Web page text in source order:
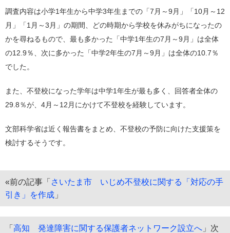
調査内容は小学1年生から中学3年生までの「7月～9月」「10月～12
月」「1月～3月」の期間、どの時期から学校を休みがちになったの
かを尋ねるもので、最も多かった「中学1年生の7月～9月」は全体
の12.9％、次に多かった「中学2年生の7月～9月」は全体の10.7％
でした。
また、不登校になった学年は中学1年生が最も多く、回答者全体の
29.8％が、4月～12月にかけて不登校を経験しています。
文部科学省は近く報告書をまとめ、不登校の予防に向けた支援策を
検討するそうです。
«前の記事「 さいたま市 いじめ不登校に関する「対応の手
引き」を作成 」
「 高知 発達障害に関する保護者ネットワーク設立へ 」次